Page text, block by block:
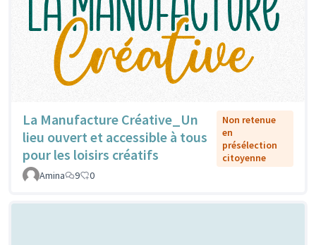
La Manufacture Créative_Un
lieu ouvert et accessible à tous
pour les loisirs créatifs
Non retenue
en
présélection
citoyenne
Amina
9 0